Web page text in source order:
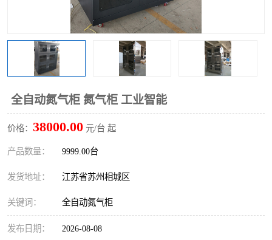
全自动氮气柜 氮气柜 工业智能
价格： 38000.00 元/台 起
产品数量： 9999.00台
发货地址： 江苏省苏州相城区
关键词： 全自动氮气柜
发布日期： 2026-08-08